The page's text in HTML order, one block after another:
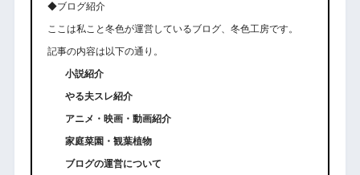
◆ブログ紹介
ここは私こと冬色が運営しているブログ、冬色工房です。
記事の内容は以下の通り。
小説紹介
やる夫スレ紹介
アニメ・映画・動画紹介
家庭菜園・観葉植物
ブログの運営について